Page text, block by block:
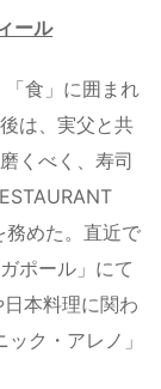
ール
食」に囲まれ
は、実父と共
くべく、寿司
務めた。直近で
ポール」にて
本料理に関わ
ク・アレノ」